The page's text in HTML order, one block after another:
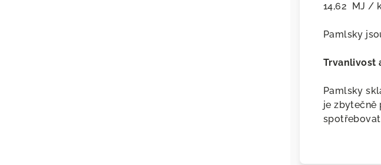
14,62 MJ /
Pamlsky
Trvanlivost
Pamlsky
je zbytečně